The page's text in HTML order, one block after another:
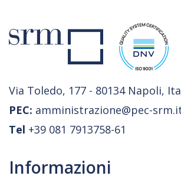
Via Toledo, 177 - 80134 Napoli,
PEC: amministrazione@pec-
Tel +39 081 7913758-61
Informazioni